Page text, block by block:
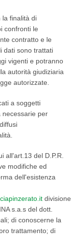
la finalità di
confronti le
contratto e le
dati sono trattati
vigenti e potranno
autorità giudiziaria
autorizzate.
a soggetti
necessarie per
all'art.13 del D.P.R.
modifiche ed
dell'esistenza
divisione
s.a.s del dott.
di conoscerne la
trattamento; di